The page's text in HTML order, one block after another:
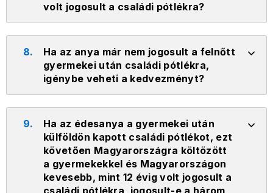
volt jogosult a családi pótlékra?
8.
Ha az anya már nem jogosult a felnőtt
gyermekei után családi pótlékra,
igénybe veheti a kedvezményt?
9.
Ha az édesanya a gyermekei után
külföldön kapott családi pótlékot, ezt
követően Magyarországra költözött
a gyermekekkel és Magyarországon
kevesebb, mint 12 évig volt jogosult a
családi pótlékra, jogosult-e a három